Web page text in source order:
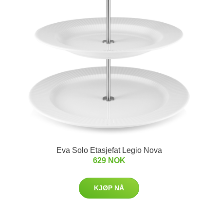
Eva Solo Etasjefat Legio Nova
629 NOK
KJØP NÅ